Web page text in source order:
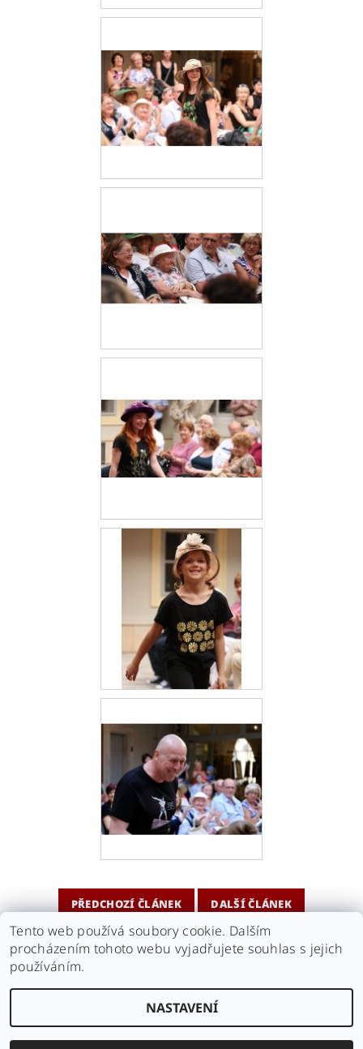
PŘEDCHOZÍ ČLÁNEK DALŠÍ ČLÁNEK
Náš antikvariát
2026 © Černé triko, všechna práva vyhrazenaUpravit nastavení cookies
Tento web používá soubory cookie. Dalším
procházením tohoto webu vyjadřujete souhlas s jejich
používáním.
NASTAVENÍ